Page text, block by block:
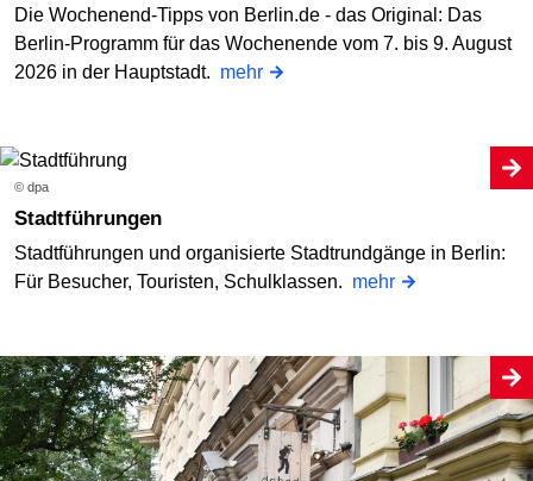
Die Wochenend-Tipps von Berlin.de - das Original: Das
Berlin-Programm für das Wochenende vom 7. bis 9. August
2026 in der Hauptstadt. mehr
© dpa
Stadtführungen
Stadtführungen und organisierte Stadtrundgänge in Berlin:
Für Besucher, Touristen, Schulklassen. mehr